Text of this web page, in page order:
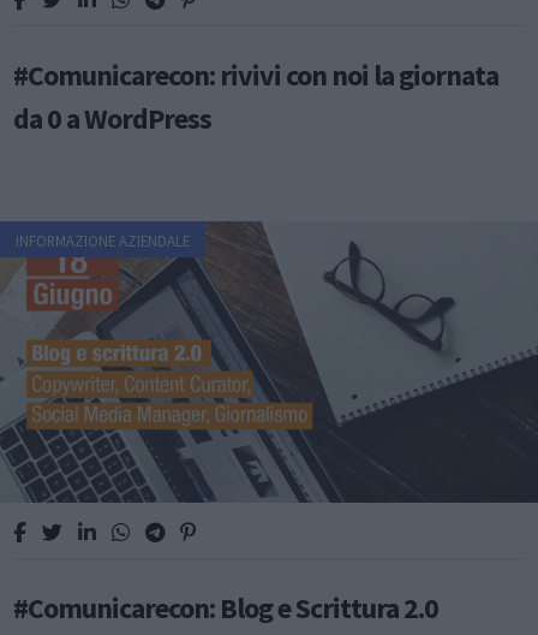
#Comunicarecon: rivivi con noi la giornata
da 0 a WordPress
INFORMAZIONE AZIENDALE
#Comunicarecon: Blog e Scrittura 2.0